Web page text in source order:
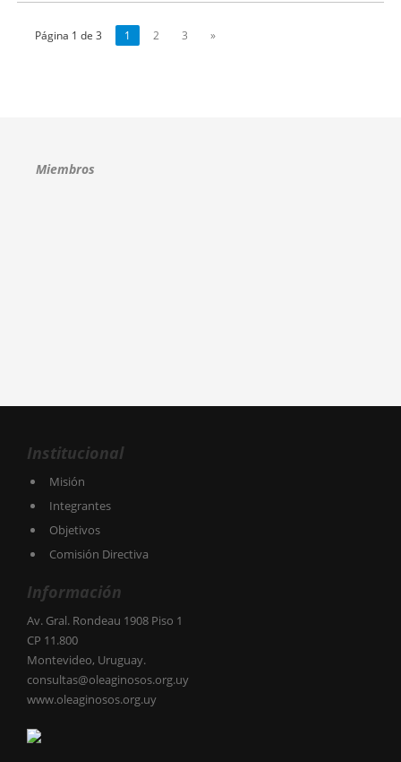
Página 1 de 3 1 2 3 »
Miembros
Institucional
Misión
Integrantes
Objetivos
Comisión Directiva
Información
Av. Gral. Rondeau 1908 Piso 1
CP 11.800
Montevideo, Uruguay.
consultas@oleaginosos.org.uy
www.oleaginosos.org.uy